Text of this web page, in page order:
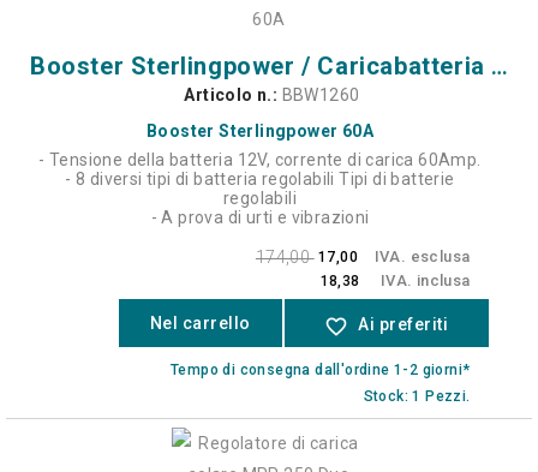
Booster Sterlingpower / Caricabatteria 12V 60A
Articolo n.: BBW1260
Booster Sterlingpower 60A
- Tensione della batteria 12V, corrente di carica 60Amp.
- 8 diversi tipi di batteria regolabili Tipi di batterie
regolabili
- A prova di urti e vibrazioni
174,00 17,00 IVA. esclusa
18,38 IVA. inclusa
Nel carrello favorite_border Ai preferiti
Tempo di consegna dall'ordine 1-2 giorni*
Stock: 1 Pezzi.